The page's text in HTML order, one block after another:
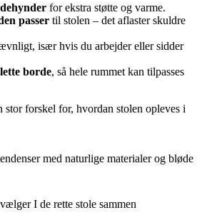
for ekstra støtte og varme.
passer til stolen – det aflaster skuldre
især hvis du arbejder eller sidder
lette borde, så hele rummet kan tilpasses
stor forskel for, hvordan stolen opleves i
med naturlige materialer og bløde
I de rette stole sammen